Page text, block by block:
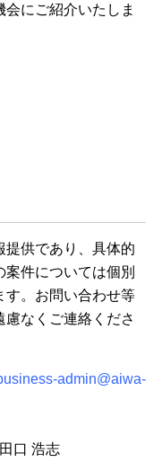
にご紹介いたしま
提供であり、具体的
件については個別
す。お問い合わせ等
なくご連絡くださ
admin@aiwa-
口 浩志